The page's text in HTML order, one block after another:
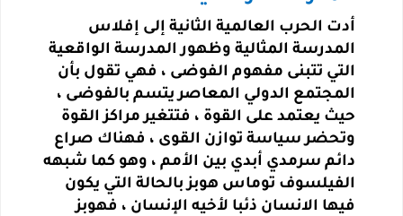
أدت الحرب العالمية الثانية إلى إفلاس
المدرسة المثالية وظهور المدرسة الواقعية
التي تتبنى مفهوم الفوضى ، فهي تقول بأن
المجتمع الدولي المعاصر يتسم بالفوضى ،
حيث يعتمد على القوة ، فتتغير مراكز القوة
وتحضر سياسة توازن القوى ، فهناك صراع
دائم سرمدي أبدي بين الأمم ، وهو كما شبهه
الفيلسوف توماس هوبز بالحالة التي يكون
فيها الانسان ذئبا لأخيه الإنسان ، فهوبز